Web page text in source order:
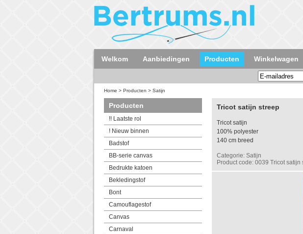
Welkom Aanbiedingen Producten Winkelwagen
Home > Producten > Satijn
Producten
!! Laatste rol
! Nieuw binnen
Badstof
BB-serie canvas
Bedrukte katoen
Bekledingstof
Bont
Camouflagestof
Canvas
Carnaval
Tricot satijn streep
Tricot satijn
100% polyester
140 cm breed
Categorie: Satijn
Product code: 0039 Tricot satijn